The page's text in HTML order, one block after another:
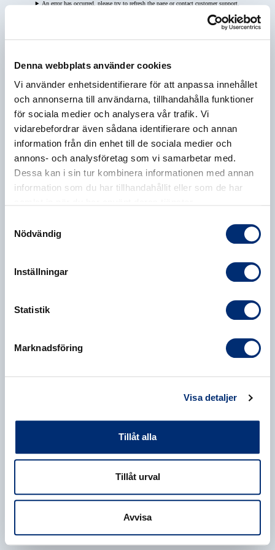
Denna webbplats använder cookies
Vi använder enhetsidentifierare för att anpassa innehållet
och annonserna till användarna, tillhandahålla funktioner
för sociala medier och analysera vår trafik. Vi
vidarebefordrar även sådana identifierare och annan
information från din enhet till de sociala medier och
annons- och analysföretag som vi samarbetar med.
Dessa kan i sin tur kombinera informationen med annan
information som du har tillhandahållit eller som de har
Nödvändig
Inställningar
Statistik
Marknadsföring
Visa detaljer
Tillåt alla
Tillåt urval
Avvisa
An error has occurred, please try to refresh the page or contact customer support.